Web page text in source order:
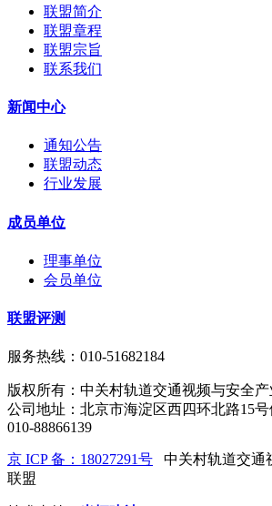
联盟简介
联盟章程
联盟宗旨
联系我们
新闻中心
通知公告
联盟动态
行业发展
成员单位
理事单位
会员单位
联盟评测
服务热线：010-51682184
版权所有：中关村轨道交通视频与安全
公司地址：北京市海淀区西四环北路15
010-88866139
京 ICP 备：18027291号 中关村轨道交通
联盟